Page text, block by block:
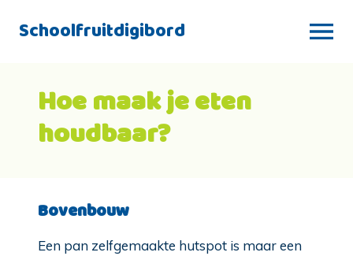
Schoolfruitdigibord
Hoe maak je eten
houdbaar?
Bovenbouw
Een pan zelfgemaakte hutspot is maar een